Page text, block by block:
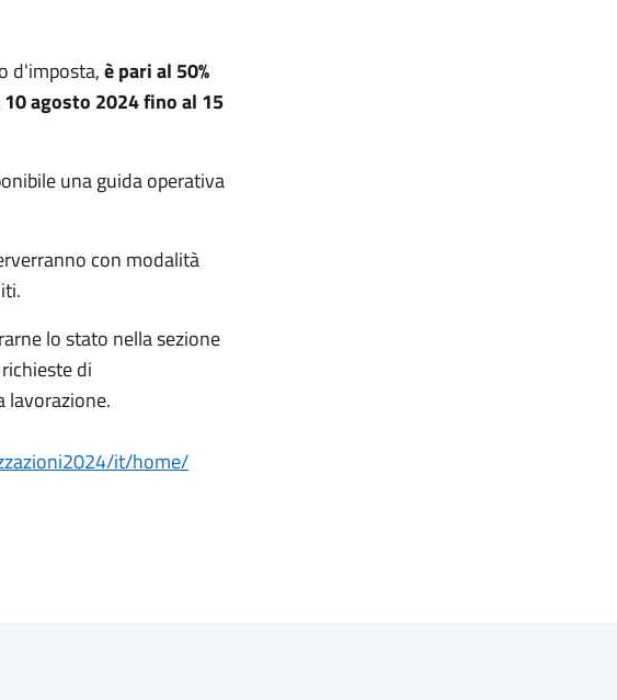
d'imposta,è pari al 50%
agosto 2024 fino al 15
una guida operativa
con modalità
lo stato nella sezione
di
lavorazione.
it/home/